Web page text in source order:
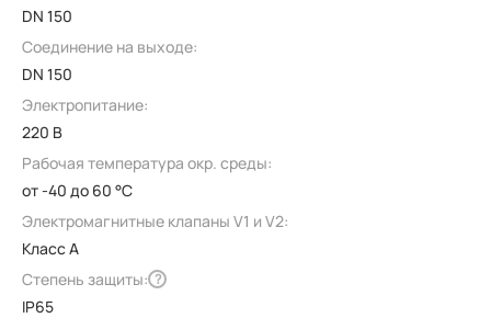
DN 150
Соединение на выходе:
DN 150
Электропитание:
220 В
Рабочая температура окр. среды:
от -40 до 60 °C
Электромагнитные клапаны V1 и V2:
Класс А
Степень защиты: ?
IP65